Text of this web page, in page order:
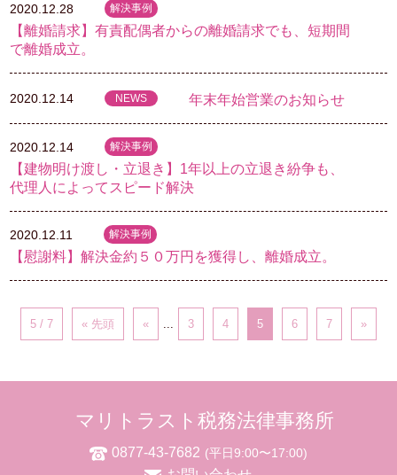
2020.12.28 解決事例
【離婚請求】有責配偶者からの離婚請求でも、短期間
で離婚成立。
2020.12.14 NEWS 年末年始営業のお知らせ
2020.12.14 解決事例
【建物明け渡し・立退き】1年以上の立退き紛争も、
代理人によってスピード解決
2020.12.11 解決事例
【慰謝料】解決金約５０万円を獲得し、離婚成立。
5 / 7 « 先頭 « ... 3 4 5 6 7 »
マリトラスト税務法律事務所
0877-43-7682 (平日9:00〜17:00)